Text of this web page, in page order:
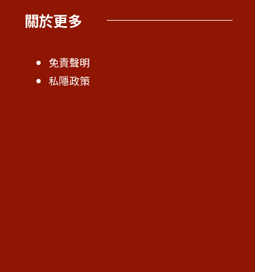
關於更多
免責聲明
私隱政策